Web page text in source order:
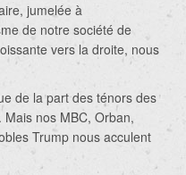
jumelée à
de notre société de
vers la droite, nous
de la part des ténors des
nos MBC, Orban,
Trump nous acculent